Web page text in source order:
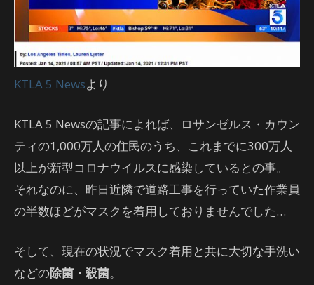
KTLA 5 Newsより
KTLA 5 Newsの記事によれば、ロサンゼルス・カウン
ティの1,000万人の住民のうち、これまでに300万人
以上が新型コロナウイルスに感染しているとの事。
それなのに、昨日近隣で道路工事を行っていた作業員
の半数ほどがマスクを着用しておりませんでした…
そして、現在の状況でマスク着用と共に大切な手洗い
などの除菌・殺菌。